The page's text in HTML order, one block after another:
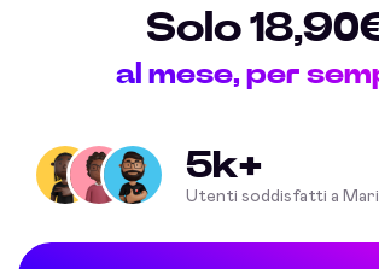
Solo
al mese, per
5k+
Utenti soddisfatti a